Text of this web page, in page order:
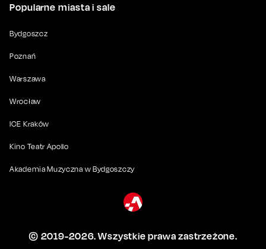
Popularne miasta i sale
Bydgoszcz
Poznań
Warszawa
Wrocław
ICE Kraków
Kino Teatr Apollo
Akademia Muzyczna w Bydgoszczy
© 2019-2026. Wszystkie prawa zastrzeżone.